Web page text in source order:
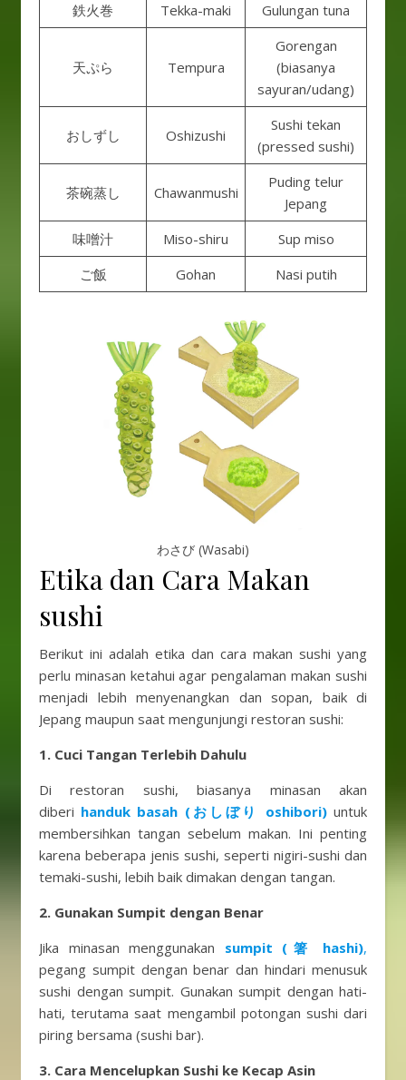
鉄火巻
Tekka-maki Gulungan tuna
天ぷら Tempura
Gorengan
(biasanya
sayuran/udang)
おしずし Oshizushi
Sushi tekan
(pressed sushi)
茶碗蒸し Chawanmushi
Puding telur
Jepang
味噌汁
Miso-shiru
Sup miso
ご飯
Gohan Nasi putih
わさび (Wasabi)
Etika dan Cara Makan
sushi
Berikut ini adalah etika dan cara makan sushi yang
perlu minasan ketahui agar pengalaman makan sushi
menjadi lebih menyenangkan dan sopan, baik di
Jepang maupun saat mengunjungi restoran sushi:
1. Cuci Tangan Terlebih Dahulu
Di restoran sushi, biasanya minasan akan
diberi handuk basah (おしぼり oshibori) untuk
membersihkan tangan sebelum makan. Ini penting
karena beberapa jenis sushi, seperti nigiri-sushi dan
temaki-sushi, lebih baik dimakan dengan tangan.
2. Gunakan Sumpit dengan Benar
Jika minasan menggunakan sumpit (箸 hashi),
pegang sumpit dengan benar dan hindari menusuk
sushi dengan sumpit. Gunakan sumpit dengan hati-
hati, terutama saat mengambil potongan sushi dari
piring bersama (sushi bar).
3. Cara Mencelupkan Sushi ke Kecap Asin